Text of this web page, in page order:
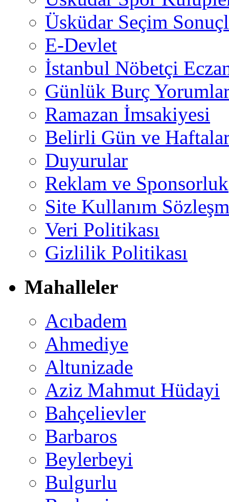
Üsküdar Seçim
E-Devlet
İstanbul Nöbetçi
Günlük Burç
Ramazan İmsakiyesi
Belirli Gün ve
Duyurular
Reklam ve Sponsorluk
Site Kullanım
Veri Politikası
Gizlilik Politikası
Mahalleler
Acıbadem
Ahmediye
Altunizade
Aziz Mahmut Hüdayi
Bahçelievler
Barbaros
Beylerbeyi
Bulgurlu